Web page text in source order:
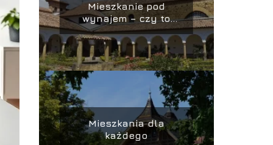
Mieszkanie pod
wynajem – czy to
dobra inwestycja?
Mieszkania dla
każdego